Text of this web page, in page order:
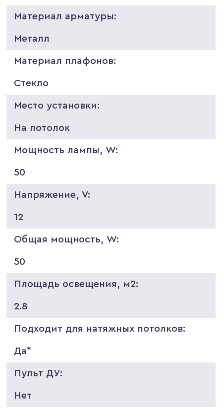
Материал арматуры:
Металл
Материал плафонов:
Стекло
Место установки:
На потолок
Мощность лампы, W:
50
Напряжение, V:
12
Общая мощность, W:
50
Площадь освещения, м2:
2.8
Подходит для натяжных потолков:
Да*
Пульт ДУ:
Нет